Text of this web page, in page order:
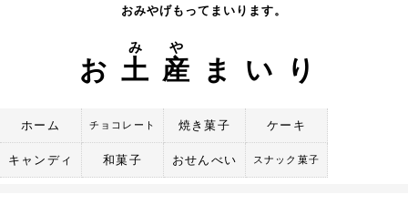
おみやげもってまいります。
お 土
み
産
や
まいり
ホーム チョコレート 焼き菓子 ケーキ
キャンディ 和菓子 おせんべい スナック菓子